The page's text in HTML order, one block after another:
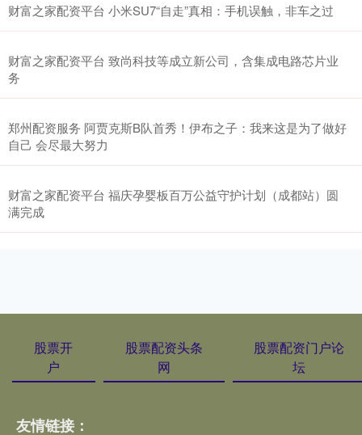
财富之家配资平台 小米SU7“自走”真相：手机误触，非车之过
财富之家配资平台 致尚科技等成立新公司，含集成电路芯片业
务
郑州配资服务 阿贾克斯B队首秀！伊布之子：我来这是为了做好
自己 会尽最大努力
财富之家配资平台 福庆孕婴板百万公益守护计划（成都站）圆
满完成
股票开
户
股票配资头条
网
股票配资门户论
坛
友情链接：